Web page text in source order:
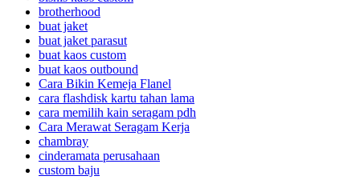
brotherhood
buat jaket
buat jaket parasut
buat kaos custom
buat kaos outbound
Cara Bikin Kemeja Flanel
cara flashdisk kartu tahan lama
cara memilih kain seragam pdh
Cara Merawat Seragam Kerja
chambray
cinderamata perusahaan
custom baju